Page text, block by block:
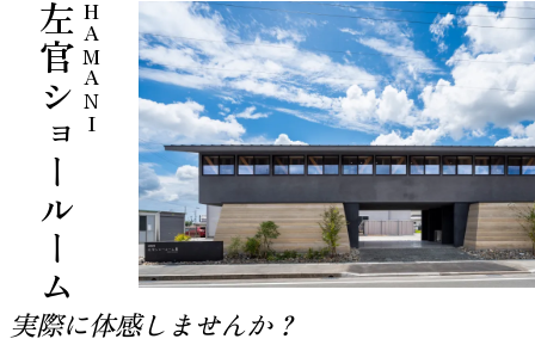
HAMANI
左官ショールーム
実際に体感しませんか？